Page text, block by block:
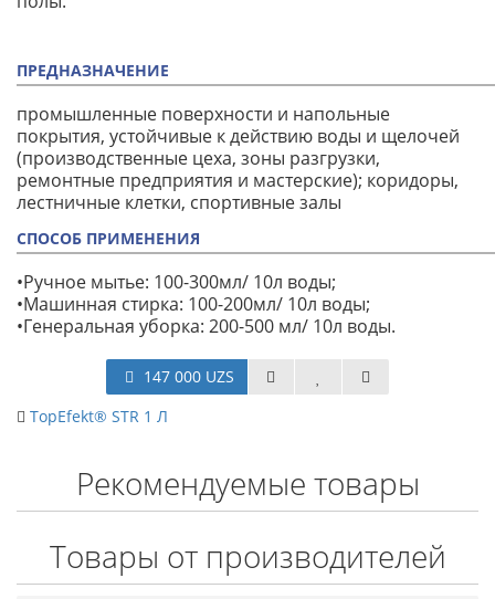
ПРЕДНАЗНАЧЕНИЕ
промышленные поверхности и напольные
покрытия, устойчивые к действию воды и щелочей
(производственные цеха, зоны разгрузки,
ремонтные предприятия и мастерские); коридоры,
лестничные клетки, спортивные залы
СПОСОБ ПРИМЕНЕНИЯ
•Ручное мытье: 100-300мл/ 10л воды;
•Машинная стирка: 100-200мл/ 10л воды;
•Генеральная уборка: 200-500 мл/ 10л воды.
147 000 UZS
TopEfekt® STR 1 Л
Рекомендуемые товары
Товары от производителей